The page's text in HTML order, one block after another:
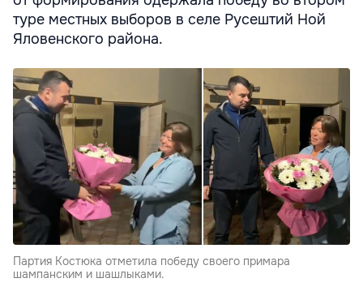
туре местных выборов в селе Русештий Ной
Яловенского района.
Партия Костюка отметила победу своего примара
шампанским и шашлыками.